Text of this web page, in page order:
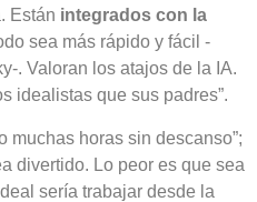
Están integrados con la
sea más rápido y fácil -
. Valoran los atajos de la IA.
idealistas que sus padres”.
muchas horas sin descanso”;
divertido. Lo peor es que sea
sería trabajar desde la